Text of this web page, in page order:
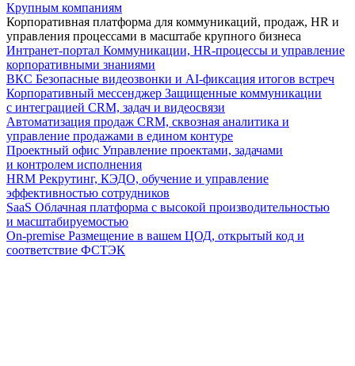
Крупным компаниям
Корпоративная платформа для коммуникаций, продаж, HR и
управления процессами в масштабе крупного бизнеса
Интранет-портал Коммуникации, HR-процессы и управление
корпоративными знаниями
ВКС Безопасные видеозвонки и AI-фиксация итогов встреч
Корпоративный мессенджер Защищенные коммуникации
с интеграцией CRM, задач и видеосвязи
Автоматизация продаж CRM, сквозная аналитика и
управление продажами в едином контуре
Проектный офис Управление проектами, задачами
и контролем исполнения
HRM Рекрутинг, КЭДО, обучение и управление
эффективностью сотрудников
SaaS Облачная платформа с высокой производительностью
и масштабируемостью
On-premise Размещение в вашем ЦОД, открытый код и
соответствие ФСТЭК